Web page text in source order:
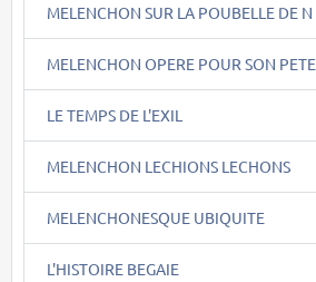
MELENCHON SUR LA POUBELLE DE N
MELENCHON OPERE POUR SON PETE
LE TEMPS DE L'EXIL
MELENCHON LECHIONS LECHONS
MELENCHONESQUE UBIQUITE
L'HISTOIRE BEGAIE